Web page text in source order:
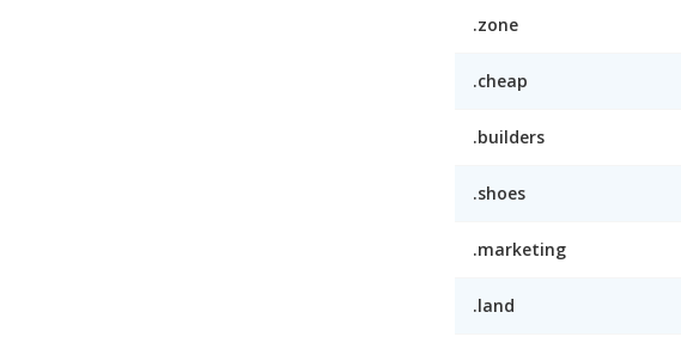
.zone
.cheap
.builders
.shoes
.marketing
.land